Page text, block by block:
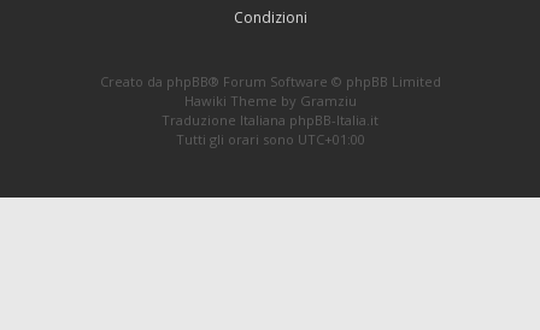
Condizioni
Creato da phpBB® Forum Software © phpBB Limited
Hawiki Theme by Gramziu
Traduzione Italiana phpBB-Italia.it
Tutti gli orari sono UTC+01:00